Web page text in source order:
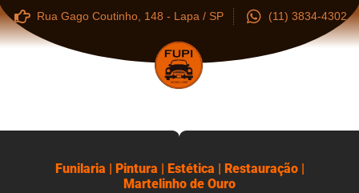
Rua Gago Coutinho, 148 - Lapa / SP (11) 3834-4302
Funilaria | Pintura | Estética | Restauração |
Martelinho de Ouro